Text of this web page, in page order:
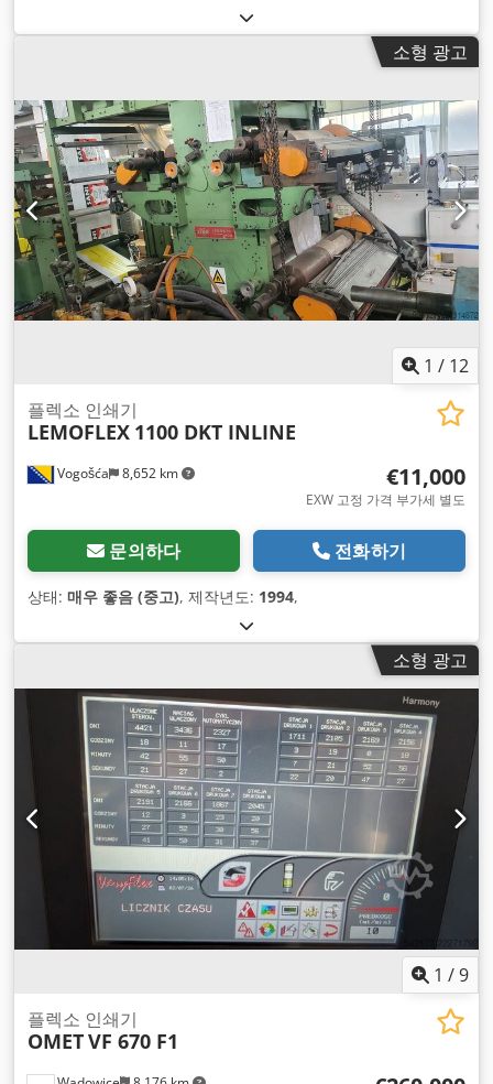
소형 광고
1 / 12
Vogošća 8,652 km
플렉소 인쇄기
LEMOFLEX 1100 DKT INLINE
€11,000
EXW 고정 가격 부가세 별도
문의하다 전화하기
상태: 매우 좋음 (중고), 제작년도: 1994,
소형 광고
1 /9
플렉소 인쇄기
OMETVF 670 F1